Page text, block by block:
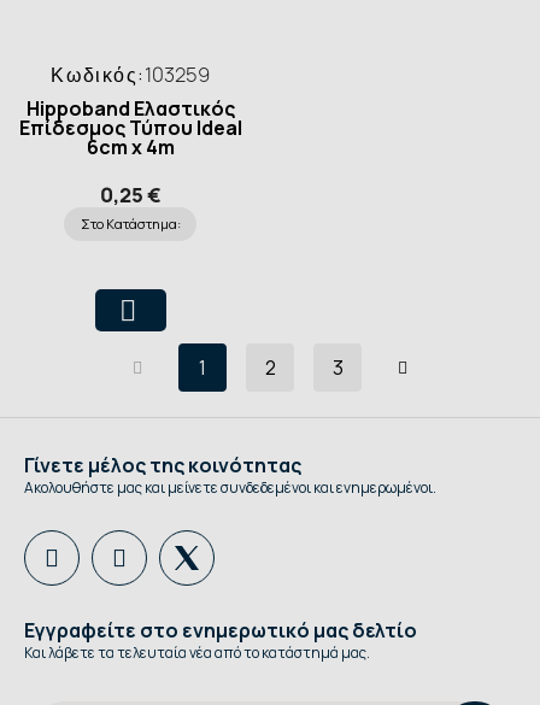
Κωδικός:103259
Hippoband Ελαστικός
Επίδεσμος Τύπου Ideal
6cm x 4m
0,25 €
Στο Κατάστημα:
1 2 3
Γίνετε μέλος της κοινότητας
Ακολουθήστε μας και μείνετε συνδεδεμένοι και ενημερωμένοι.
Εγγραφείτε στο ενημερωτικό μας δελτίο
Και λάβετε τα τελευταία νέα από το κατάστημά μας.